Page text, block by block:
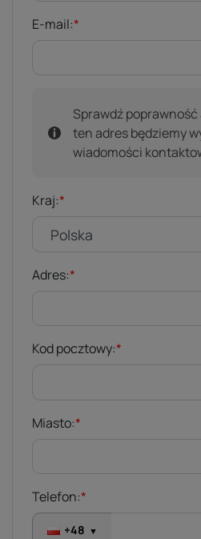
E-mail:*
Sprawdź
ten adres będziemy
wiadomości
Kraj:*
Adres:*
Kod pocztowy:*
Miasto:*
Telefon:*
+48 ▼